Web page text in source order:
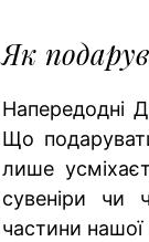
Як
Напередодні
Що
лише
сувеніри чи
частини нашої